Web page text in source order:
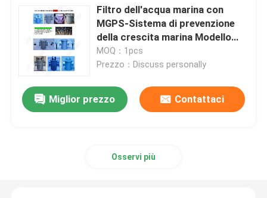
Filtro dell'acqua marina con
MGPS-Sistema di prevenzione
della crescita marina Modello
AS350 CB/T497-2012
MOQ：1pcs
Prezzo：Discuss personally
Miglior prezzo Contattaci
Osservi più